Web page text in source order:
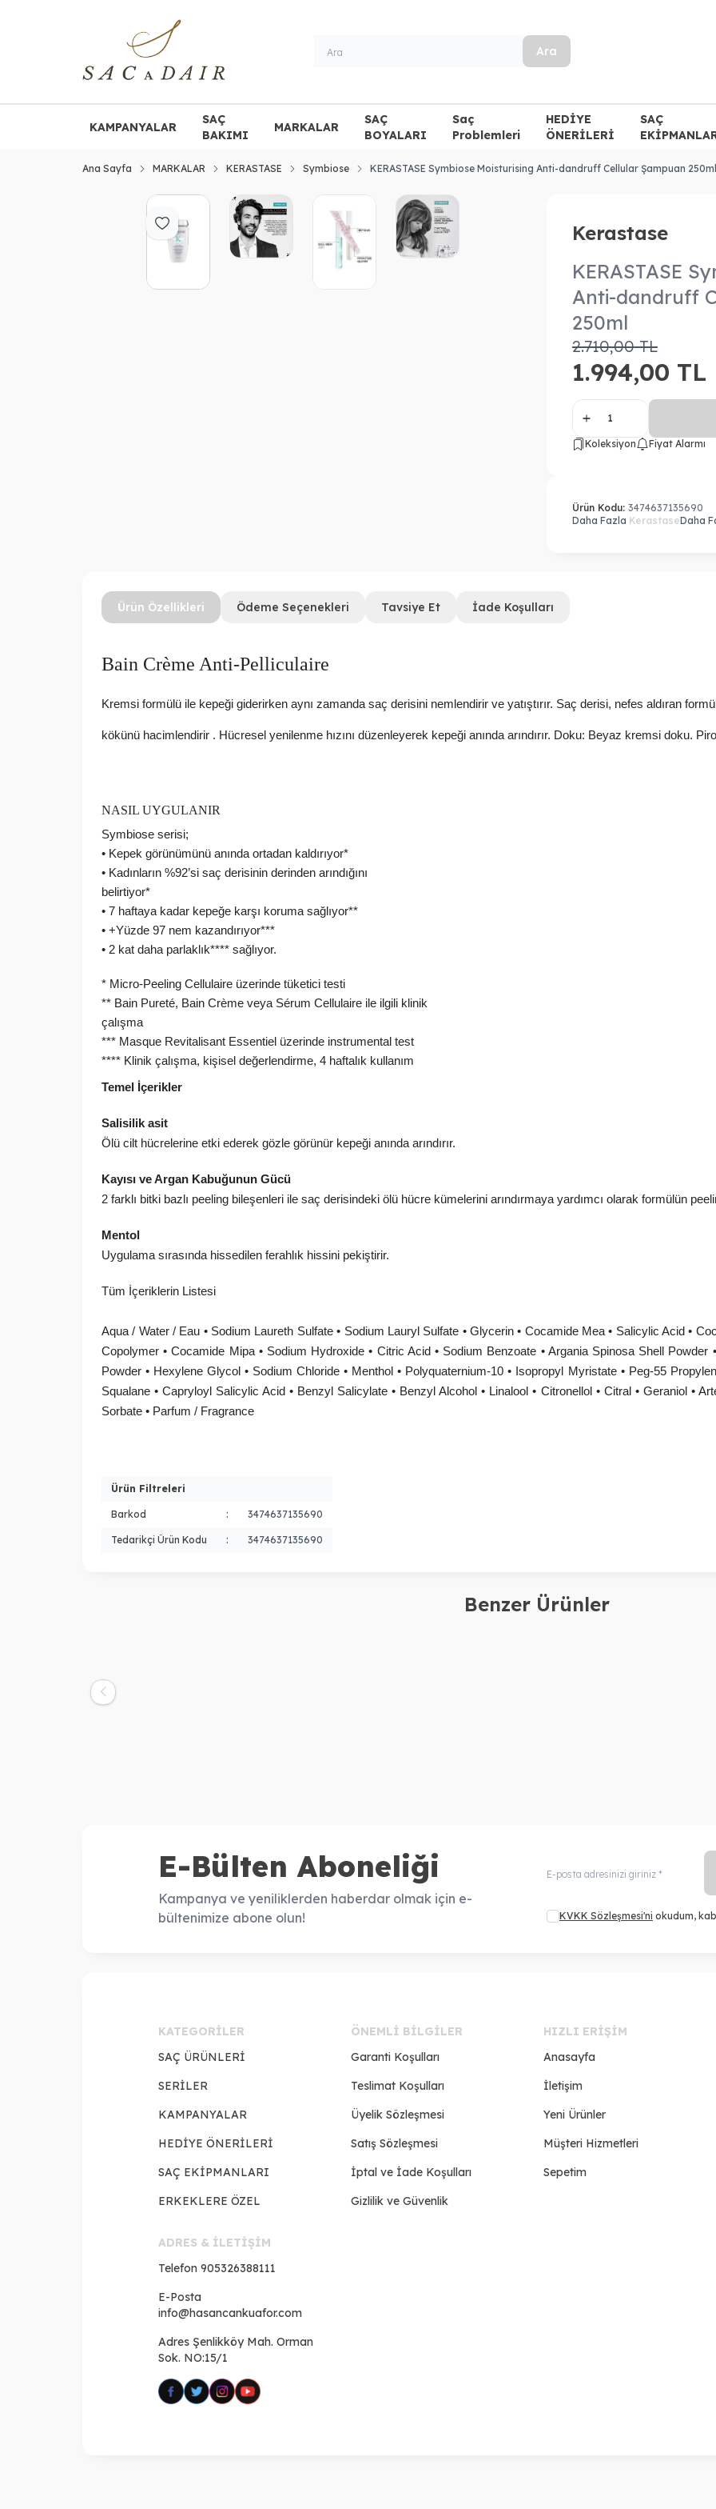
Ara
KAMPANYALAR
SAÇ
BAKIMI
MARKALAR
SAÇ
BOYALARI
Saç
Problemleri
HEDİYE
ÖNERİLERİ
SAÇ
Ana Sayfa MARKALAR KERASTASE Symbiose KERASTASE Symbiose Moisturising Anti-dandruff Cellular Şampuan 250ml
Favoriye Ekle
Kerastase
KERASTASE
Anti-dandruff
250ml
2.710,00TL
1.994,00 TL
Koleksiyon Fiyat Alarmı
Ürün Kodu: 3474637135690
Daha Fazla KerastaseDaha
Ürün Özellikleri Ödeme Seçenekleri Tavsiye Et İade Koşulları
Bain Crème Anti-Pelliculaire
Kremsi formülü ile kepeği giderirken aynı zamanda saç derisini nemlendirir ve yatıştırır. Saç derisi, nefes aldıran
kökünü hacimlendirir . Hücresel yenilenme hızını düzenleyerek kepeği anında arındırır. Doku: Beyaz kremsi doku.
NASIL UYGULANIR
Symbiose serisi;
• Kepek görünümünü anında ortadan kaldırıyor*
• Kadınların %92’si saç derisinin derinden arındığını
belirtiyor*
• 7 haftaya kadar kepeğe karşı koruma sağlıyor**
• +Yüzde 97 nem kazandırıyor***
• 2 kat daha parlaklık**** sağlıyor.
* Micro-Peeling Cellulaire üzerinde tüketici testi
** Bain Pureté, Bain Crème veya Sérum Cellulaire ile ilgili klinik
çalışma
*** Masque Revitalisant Essentiel üzerinde instrumental test
**** Klinik çalışma, kişisel değerlendirme, 4 haftalık kullanım
Temel İçerikler
Salisilik asit
Ölü cilt hücrelerine etki ederek gözle görünür kepeği anında arındırır.
Kayısı ve Argan Kabuğunun Gücü
2 farklı bitki bazlı peeling bileşenleri ile saç derisindeki ölü hücre kümelerini arındırmaya yardımcı olarak formülün
Mentol
Uygulama sırasında hissedilen ferahlık hissini pekiştirir.
Tüm İçeriklerin Listesi
Aqua / Water / Eau • Sodium Laureth Sulfate • Sodium Lauryl Sulfate • Glycerin • Cocamide Mea • Salicylic Acid •
Copolymer • Cocamide Mipa • Sodium Hydroxide • Citric Acid • Sodium Benzoate • Argania Spinosa Shell
Powder • Hexylene Glycol • Sodium Chloride • Menthol • Polyquaternium-10 • Isopropyl Myristate • Peg-55
Squalane • Capryloyl Salicylic Acid • Benzyl Salicylate • Benzyl Alcohol • Linalool • Citronellol • Citral • Geraniol •
Sorbate • Parfum / Fragrance
Ürün Filtreleri
Barkod : 3474637135690
Tedarikçi Ürün Kodu : 3474637135690
Benzer Ürünler
Intense Revitalising Saç Maskesi
200ml
E-Bülten Aboneliği
Kampanya ve yeniliklerden haberdar olmak için e-
bültenimize abone olun!
KVKK Sözleşmesi'ni okudum,
KATEGORILER
SAÇ ÜRÜNLERİ
SERİLER
KAMPANYALAR
HEDİYE ÖNERİLERİ
SAÇ EKİPMANLARI
ERKEKLERE ÖZEL
ÖNEMLI BILGILER
Garanti Koşulları
Teslimat Koşulları
Üyelik Sözleşmesi
Satış Sözleşmesi
İptal ve İade Koşulları
Gizlilik ve Güvenlik
HIZLI ERIŞIM
Anasayfa
İletişim
Yeni Ürünler
Müşteri Hizmetleri
Sepetim
ADRES & İLETİŞİM
Telefon 905326388111
E-Posta
info@hasancankuafor.com
Adres Şenlikköy Mah. Orman
Sok. NO:15/1